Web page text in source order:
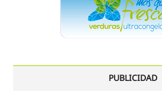
PUBLICIDAD